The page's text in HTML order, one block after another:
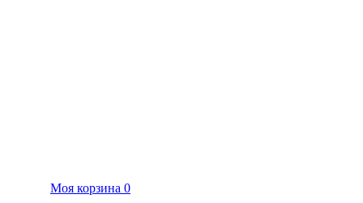
Моя корзина 0